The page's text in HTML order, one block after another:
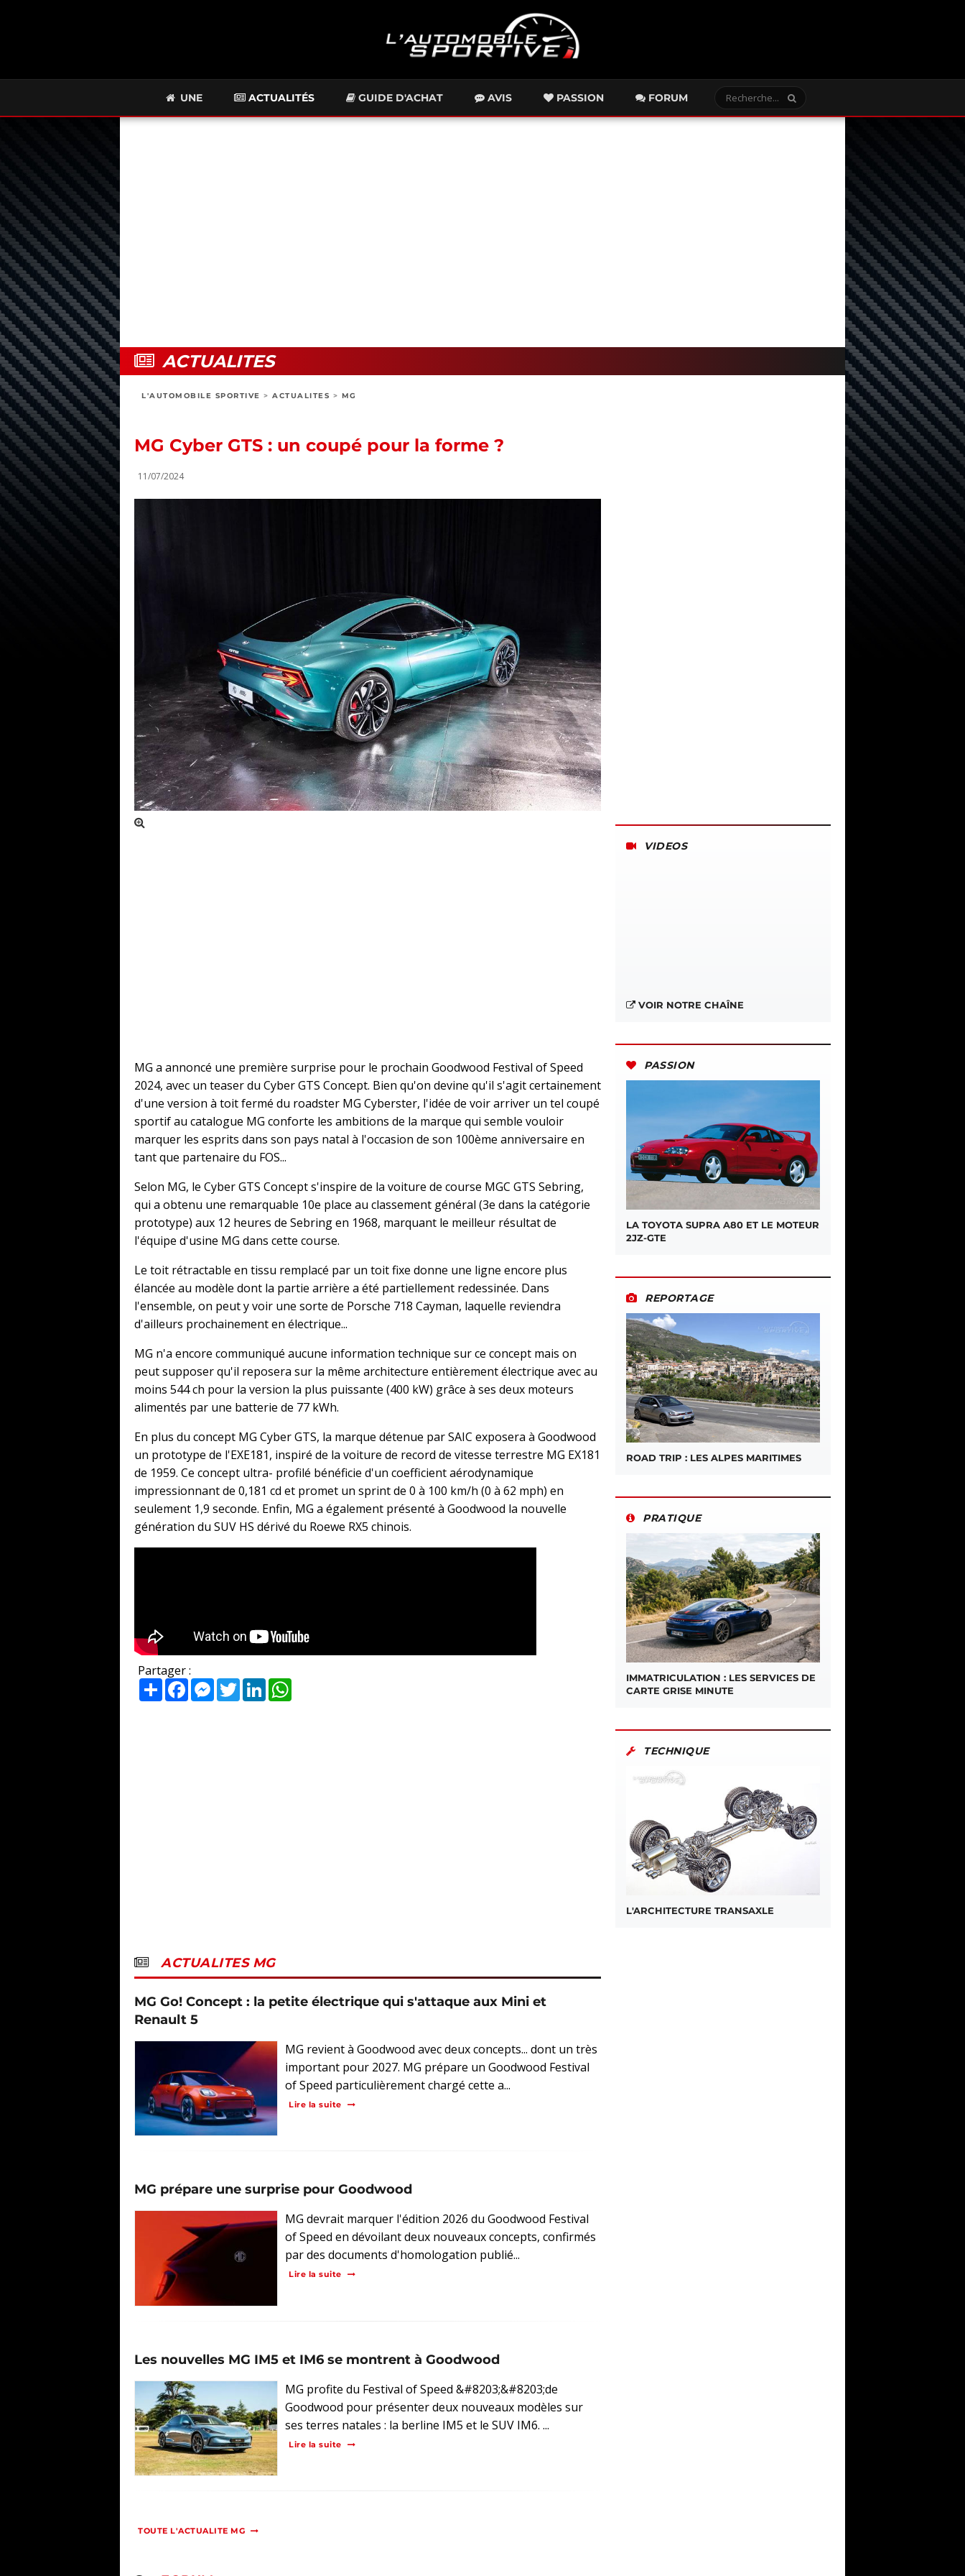
UNE ACTUALITÉS GUIDE D'ACHAT AVIS PASSION FORUM
ACTUALITES
L'AUTOMOBILE SPORTIVE > ACTUALITES > MG
MG Cyber GTS : un coupé pour la forme ?
11/07/2024
MG a annoncé une première surprise pour le prochain Goodwood Festival of Speed ​​
2024, avec un teaser du Cyber ​​GTS Concept. Bien qu'on devine qu'il s'agit certainement
d'une version à toit fermé du roadster MG Cyberster, l'idée de voir arriver un tel coupé
sportif au catalogue MG conforte les ambitions de la marque qui semble vouloir
marquer les esprits dans son pays natal à l'occasion de son 100ème anniversaire en
tant que partenaire du FOS...
Selon MG, le Cyber ​​GTS Concept s'inspire de la voiture de course MGC GTS Sebring,
qui a obtenu une remarquable 10e place au classement général (3e dans la catégorie
prototype) aux 12 heures de Sebring en 1968, marquant le meilleur résultat de
l'équipe d'usine MG dans cette course.
Le toit rétractable en tissu remplacé par un toit fixe donne une ligne encore plus
élancée au modèle dont la partie arrière a été partiellement redessinée. Dans
l'ensemble, on peut y voir une sorte de Porsche 718 Cayman, laquelle reviendra
d'ailleurs prochainement en électrique...
MG n'a encore communiqué aucune information technique sur ce concept mais on
peut supposer qu'il reposera sur la même architecture entièrement électrique avec au
moins 544 ch pour la version la plus puissante (400 kW) grâce à ses deux moteurs
alimentés par une batterie de 77 kWh.
En plus du concept MG Cyber ​​GTS, la marque détenue par SAIC exposera à Goodwood
un prototype de l'EXE181, inspiré de la voiture de record de vitesse terrestre MG EX181
de 1959. Ce concept ultra- profilé bénéficie d'un coefficient aérodynamique
impressionnant de 0,181 cd et promet un sprint de 0 à 100 km/h (0 à 62 mph) en
seulement 1,9 seconde. Enfin, MG a également présenté à Goodwood la nouvelle
génération du SUV HS dérivé du Roewe RX5 chinois.
Partager :
PartagerFacebookMessenger
TwitterLinkedIn
ACTUALITES MG
MG Go! Concept : la petite électrique qui s'attaque aux Mini et
Renault 5
MG revient à Goodwood avec deux concepts... dont un très
important pour 2027. MG prépare un Goodwood Festival
of Speed particulièrement chargé cette a...
Lire la suite
MG prépare une surprise pour Goodwood
MG devrait marquer l'édition 2026 du Goodwood Festival
of Speed en dévoilant deux nouveaux concepts, confirmés
par des documents d'homologation publié...
Lire la suite
Les nouvelles MG IM5 et IM6 se montrent à Goodwood
MG profite du Festival of Speed &#8203;&#8203;de
Goodwood pour présenter deux nouveaux modèles sur
ses terres natales : la berline IM5 et le SUV IM6. ...
Lire la suite
TOUTE L'ACTUALITE MG
VIDEOS
VOIR NOTRE CHAÎNE
PASSION
LA TOYOTA SUPRA A80 ET LE MOTEUR
2JZ-GTE
REPORTAGE
ROAD TRIP : LES ALPES MARITIMES
PRATIQUE
IMMATRICULATION : LES SERVICES DE
CARTE GRISE MINUTE
TECHNIQUE
L'ARCHITECTURE TRANSAXLE